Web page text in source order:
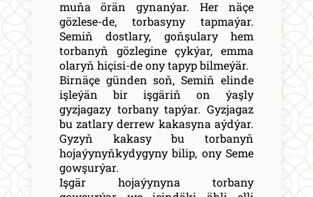
muňa örän gynanýar. Her näçe
gözlese-de, torbasyny tapmaýar.
Semiň dostlary, goňşulary hem
torbanyň gözlegine çykýar, emma
olaryň hiçisi-de ony tapyp bilmeýär.
Birnäçe günden soň, Semiň elinde
işleýän bir işgäriň on ýaşly
gyzjagazy torbany tapýar. Gyzjagaz
bu zatlary derrew kakasyna aýdýar.
Gyzyň kakasy bu torbanyň
hojaýynyňkydygyny bilip, ony Seme
gowşurýar.
Işgär hojaýynyna torbany